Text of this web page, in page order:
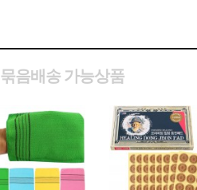
묶음배송 가능상품